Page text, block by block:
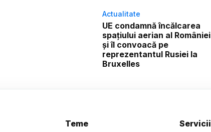
Actualitate
UE condamnă încălcarea
spațiului aerian al României
și îl convoacă pe
reprezentantul Rusiei la
Bruxelles
Teme Servicii